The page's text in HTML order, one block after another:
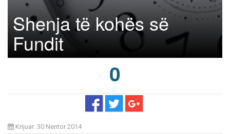
Shenja të kohës së
Fundit
0
Krijuar: 30 Nentor 2014